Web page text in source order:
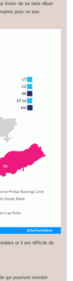
éviter de se faire diluer
pour ne pas
et il est difficile de
qui pourront orienter